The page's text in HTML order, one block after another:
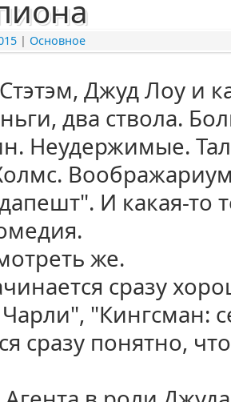
| Основное
Джуд Лоу и
два ствола.
Неудержимые.
И какая-то
же.
сразу
"Кингсман:
сразу понятно,